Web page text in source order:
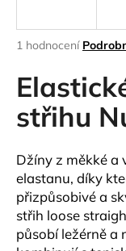
Průměrné
produktu
je
z
hvězdiček.
1 hodnocení
střihu
Džíny z měkké a
elastanu, díky
přizpůsobivé a
střih loose
působí ležérně a
j
t
?